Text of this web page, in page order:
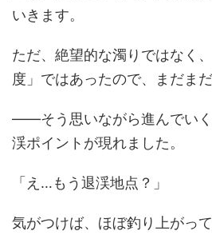
いきます。
ただ、絶望的な濁りではなく
度」ではあったので、まだま
――そう思いながら進んでい
渓ポイントが現れました。
「え…もう退渓地点？」
気がつけば、ほぼ釣り上がっ